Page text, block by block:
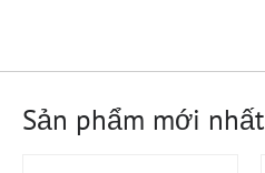
Sản phẩm mới nhất